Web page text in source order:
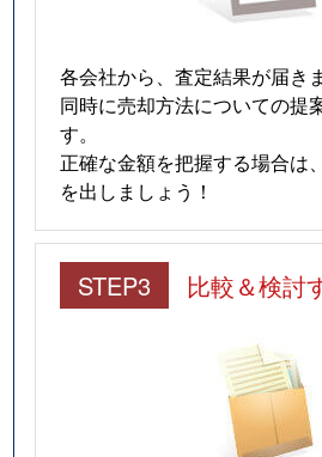
各会社から、査定結果が届きま
同時に売却方法についての提
す。
正確な金額を把握する場合は
を出しましょう！
STEP3 比較＆検討